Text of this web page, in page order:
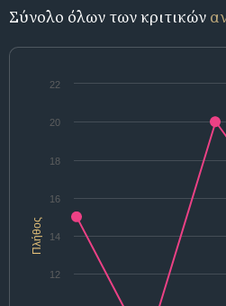
Σύνολο όλων των κριτικών
Πλήθος
12
14
16
18
20
22